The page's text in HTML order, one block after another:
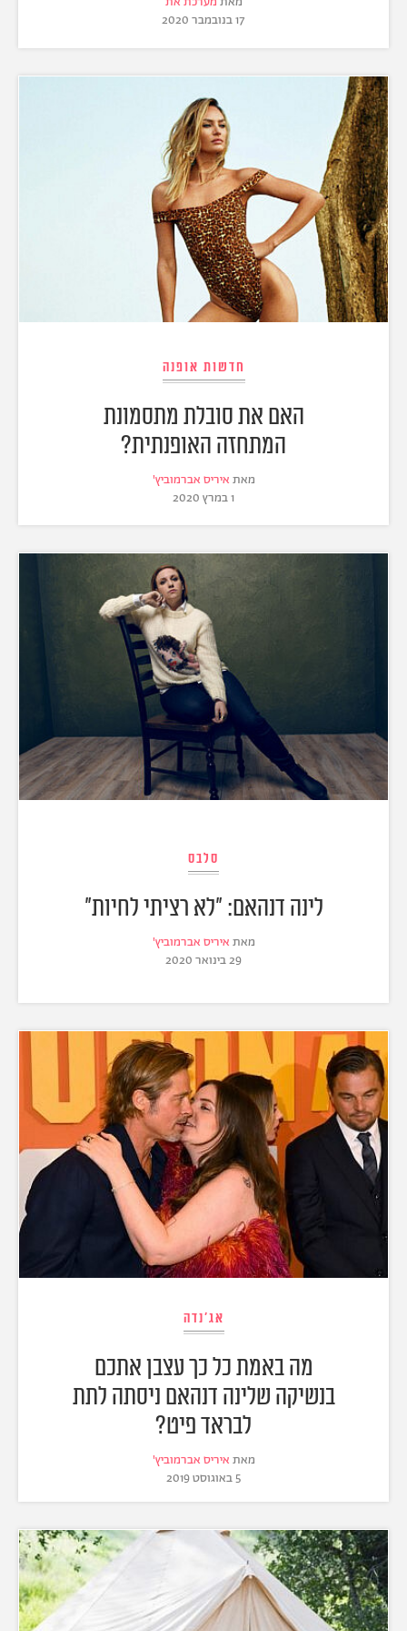
17 בנובמבר 2020
חדשות אופנה
האם את סובלת מתסמונת
המתחזה האופנתית?
מאת איריס אברמוביץ'
1 במרץ 2020
סלבס
לינה דנהאם: "לא רציתי לחיות"
מאת איריס אברמוביץ'
29 בינואר 2020
אג'נדה
מה באמת כל כך עצבן אתכם
בנשיקה שלינה דנהאם ניסתה לתת
לבראד פיט?
מאת איריס אברמוביץ'
5 באוגוסט 2019